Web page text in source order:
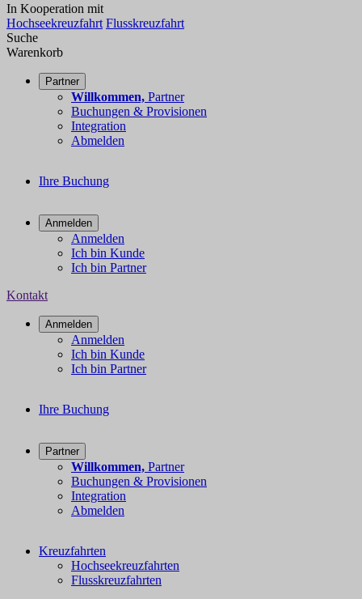
In Kooperation mit
Hochseekreuzfahrt Flusskreuzfahrt
Suche
Warenkorb
Partner
Willkommen, Partner
Buchungen & Provisionen
Integration
Abmelden
Ihre Buchung
Anmelden
Anmelden
Ich bin Kunde
Ich bin Partner
Kontakt
Anmelden
Anmelden
Ich bin Kunde
Ich bin Partner
Ihre Buchung
Partner
Willkommen, Partner
Buchungen & Provisionen
Integration
Abmelden
Kreuzfahrten
Hochseekreuzfahrten
Flusskreuzfahrten